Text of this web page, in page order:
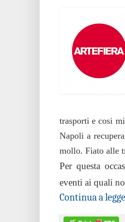
trasporti e cosi
Napoli a
mollo. Fiato alle
Per questa
eventi ai quali
Continua a